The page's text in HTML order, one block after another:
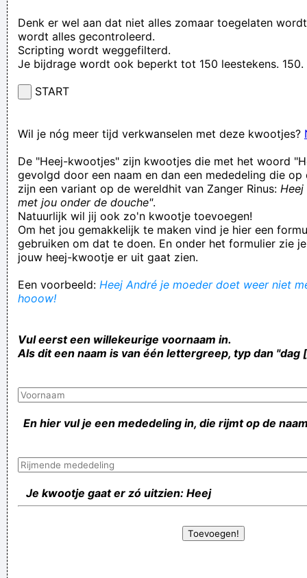
Denk er wel aan dat niet alles zomaar toegelaten
wordt alles gecontroleerd.
Scripting wordt weggefilterd.
Je bijdrage wordt ook beperkt tot 150 leestekens. 150.
START
Wil je nóg meer tijd verkwanselen met deze kwootjes?
De "Heej-kwootjes" zijn kwootjes die met het woord
gevolgd door een naam en dan een mededeling die op
zijn een variant op de wereldhit van Zanger Rinus:
met jou onder de douche".
Natuurlijk wil jij ook zo'n kwootje toevoegen!
Om het jou gemakkelijk te maken vind je hier een
gebruiken om dat te doen. En onder het formulier zie
jouw heej-kwootje er uit gaat zien.
Een voorbeeld: Heej André je moeder doet weer niet
hooow!
Vul eerst een willekeurige voornaam in.
Als dit een naam is van één lettergreep, typ dan "dag
En hier vul je een mededeling in, die rijmt op de
Je kwootje gaat er zó uitzien: Heej